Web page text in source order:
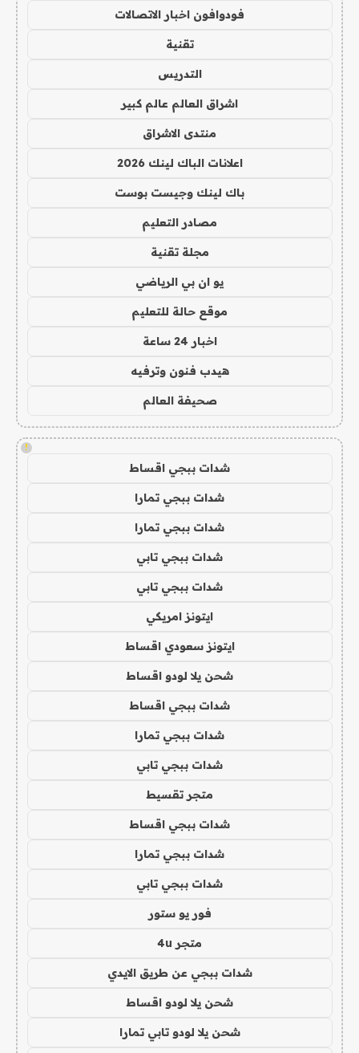
فودوافون اخبار الاتصالات
تقنية
التدريس
اشراق العالم عالم كبير
منتدى الاشراق
اعلانات الباك لينك 2026
باك لينك وجيست بوست
مصادر التعليم
مجلة تقنية
يو ان بي الرياضي
موقع حالة للتعليم
اخبار 24 ساعة
هيدب فنون وترفيه
صحيفة العالم
!
شدات ببجي اقساط
شدات ببجي تمارا
شدات ببجي تمارا
شدات ببجي تابي
شدات ببجي تابي
ايتونز امريكي
ايتونز سعودي اقساط
شحن يلا لودو اقساط
شدات ببجي اقساط
شدات ببجي تمارا
شدات ببجي تابي
متجر تقسيط
شدات ببجي اقساط
شدات ببجي تمارا
شدات ببجي تابي
فور يو ستور
متجر 4u
شدات ببجي عن طريق الايدي
شحن يلا لودو اقساط
شحن يلا لودو تابي تمارا